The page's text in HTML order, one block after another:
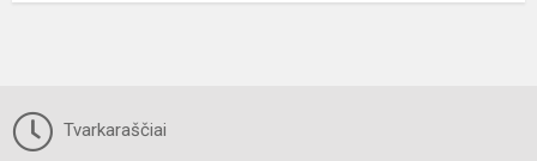
Tvarkaraščiai